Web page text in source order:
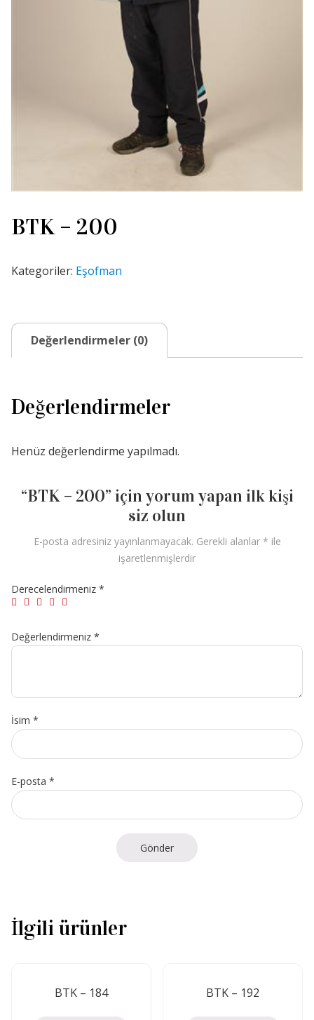
BTK – 200
Kategoriler: Eşofman
Değerlendirmeler (0)
Değerlendirmeler
Henüz değerlendirme yapılmadı.
“BTK – 200” için yorum yapan ilk kişi
siz olun
E-posta adresiniz yayınlanmayacak. Gerekli alanlar * ile
işaretlenmişlerdir
Derecelendirmeniz *
Değerlendirmeniz *
İsim *
E-posta *
İlgili ürünler
BTK – 184 BTK – 192